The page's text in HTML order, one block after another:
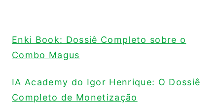
Enki Book: Dossiê Completo sobre o
Combo Magus
IA Academy do Igor Henrique: O Dossiê
Completo de Monetização